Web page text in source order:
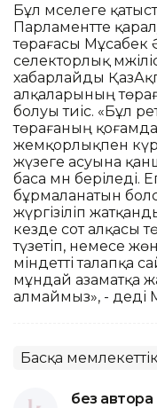
Бұл мәселеге
Парламентте
төрағасы
селекторлық
хабарлайды
алқаларының
болуы тиіс. «Бұл
төрағаның
жемқорлықпен
жүзеге асуына
баса мән беріледі.
бұрмаланатын
жүргізіліп
кезде сот алқасы
түзетіп, немесе
міндетті талапқа
мұндай азаматқа
алмаймыз», - деді
Басқа
без автора